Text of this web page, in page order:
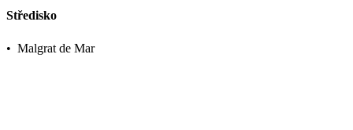
Středisko
• Malgrat de Mar